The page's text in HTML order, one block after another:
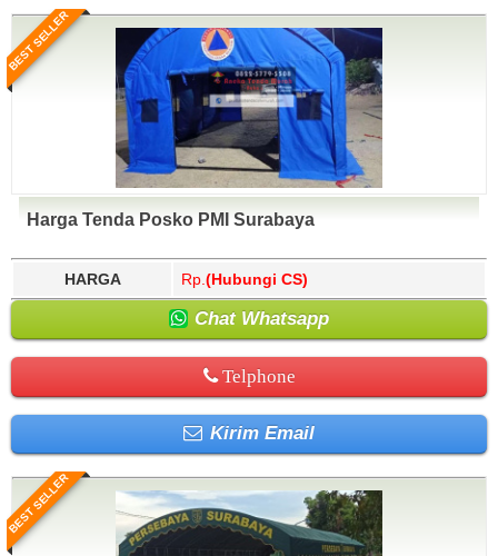
BEST SELLER
Harga Tenda Posko PMI Surabaya
HARGA Rp. (Hubungi CS)
Chat Whatsapp
Telphone
Kirim Email
BEST SELLER